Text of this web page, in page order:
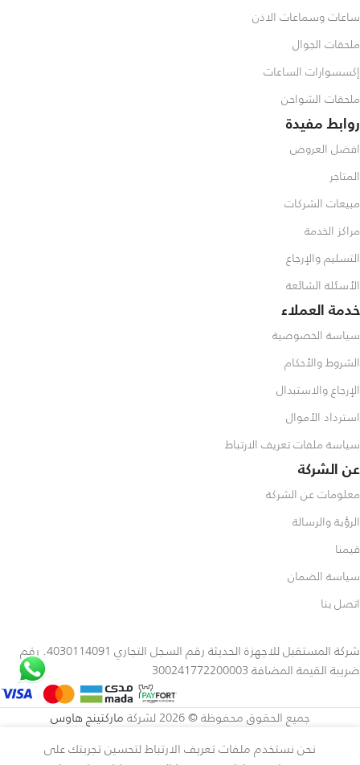
ساعات وسماعات الاذن
ملحقات الجوال
إكسسوارات الساعات
ملحقات الشواحن
روابط مفيدة
افضل العروض
المتاجر
مبيعات الشركات
مراكز الخدمة
التسليم والإرجاع
الأسئلة الشائعة
خدمة العملاء
سياسة الخصوصية
الشروط والأحكام
الإرجاع والاستبدال
استرداد الأموال
سياسة ملفات تعريف الارتباط
عن الشركة
معلومات عن الشركة
الرؤية والرسالة
قيمنا
سياسة الضمان
اتصل بنا
شركة المستقبل للاجهزة الحديثة رقم السجل التجاري 4030114091. رقم
ضريبة القيمة المضافة 300241772200003
جميع الحقوق محفوظة © 2026 لشركة
ماركتينج هاوس
نحن نستخدم ملفات تعريف الارتباط لتحسين تجربتك على
سامسونج ⃁ 4,699